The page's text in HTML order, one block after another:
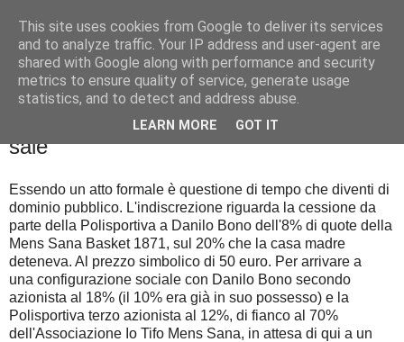
Palla al cerchio
venerdì 20 maggio 2016
La Polisportiva scende, Danilo Bono
sale
Essendo un atto formale è questione di tempo che diventi di
dominio pubblico. L'indiscrezione riguarda la cessione da
parte della Polisportiva a Danilo Bono dell'8% di quote della
Mens Sana Basket 1871, sul 20% che la casa madre
deteneva. Al prezzo simbolico di 50 euro. Per arrivare a
una configurazione sociale con Danilo Bono secondo
azionista al 18% (il 10% era già in suo possesso) e la
Polisportiva terzo azionista al 12%, di fianco al 70%
dell'Associazione Io Tifo Mens Sana, in attesa di qui a un
This site uses cookies from Google to deliver its services
and to analyze traffic. Your IP address and user-agent are
shared with Google along with performance and security
metrics to ensure quality of service, generate usage
statistics, and to detect and address abuse.
LEARN MORE GOT IT